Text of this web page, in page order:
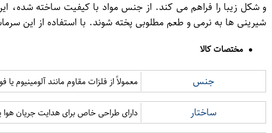
و شکل زیبا را فراهم می کند. از جنس مواد با کیفیت ساخته شده،
شیرینی ها به نرمی و طعم مطلوبی پخته شوند. با استفاده از این
مختصات کالا
جنس معمولاً از فلزات مقاوم مانند آلومینیوم
ساختار دارای طراحی خاص برای هدایت جریان هوا